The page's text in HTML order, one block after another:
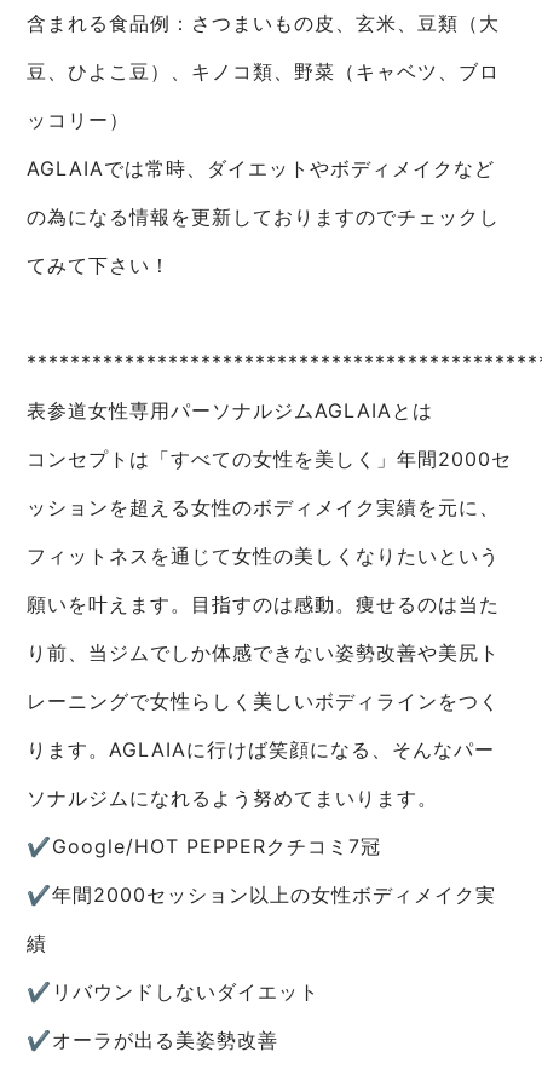
含まれる食品例：さつまいもの皮、玄米、豆類（大
豆、ひよこ豆）、キノコ類、野菜（キャベツ、ブロ
ッコリー）
AGLAIAでは常時、ダイエットやボディメイクなど
の為になる情報を更新しておりますのでチェックし
てみて下さい！
表参道女性専用パーソナルジムAGLAIAとは
コンセプトは「すべての女性を美しく」年間2000セ
ッションを超える女性のボディメイク実績を元に、
フィットネスを通じて女性の美しくなりたいという
願いを叶えます。目指すのは感動。痩せるのは当た
り前、当ジムでしか体感できない姿勢改善や美尻ト
レーニングで女性らしく美しいボディラインをつく
ります。AGLAIAに行けば笑顔になる、そんなパー
ソナルジムになれるよう努めてまいります。
✔︎Google/HOT PEPPERクチコミ7冠
✔︎︎︎︎年間2000セッション以上の女性ボディメイク実
績
✔︎︎︎︎リバウンドしないダイエット
✔︎︎︎︎オーラが出る美姿勢改善